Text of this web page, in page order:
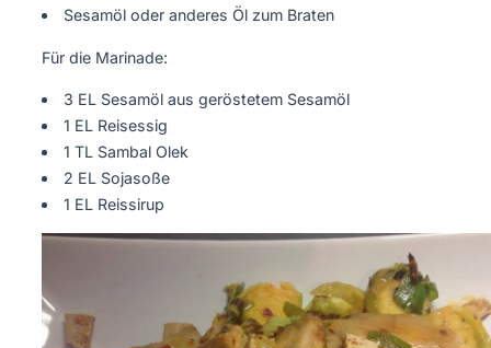
Sesamöl oder anderes Öl zum Braten
Für die Marinade:
3 EL Sesamöl aus geröstetem Sesamöl
1 EL Reisessig
1 TL Sambal Olek
2 EL Sojasoße
1 EL Reissirup